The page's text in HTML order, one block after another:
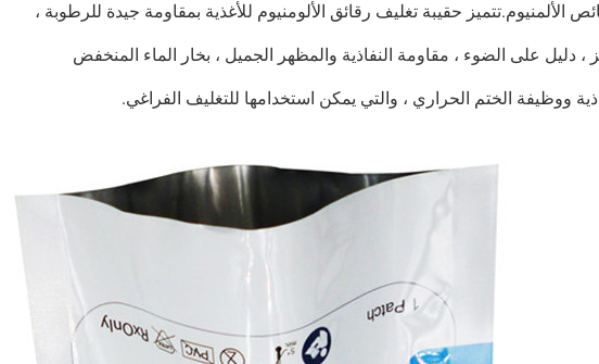
الألمنيوم.تتميز حقيبة تغليف رقائق الألومنيوم للأغذية بمقاومة جيدة للرطوبة ،
، دليل على الضوء ، مقاومة النفاذية والمظهر الجميل ، بخار الماء المنخفض
ووظيفة الختم الحراري ، والتي يمكن استخدامها للتغليف الفراغي.